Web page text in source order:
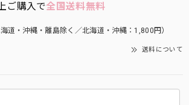
ご購入で全国送料無料
道・沖縄・離島除く／北海道・沖縄：1,800円）
送料について